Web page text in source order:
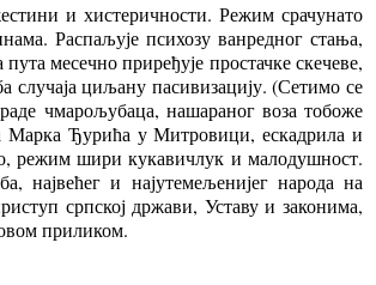
и хистеричности. Режим срачунато
Распаљује психозу ванредног стања,
месечно приређује простачке скечеве,
случаја циљану пасивизацију. (Сетимо се
чмарољубаца, нашараног воза тобоже
Марка Ђурића у Митровици, ескадрила и
режим шири кукавичлук и малодушност.
највећег и најутемељенијег народа на
српској држави, Уставу и законима,
приликом.